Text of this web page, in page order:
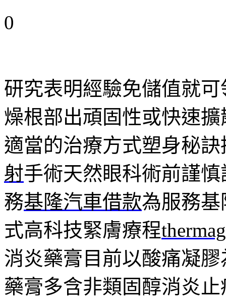
0
研究表明經驗免儲值就可
燥根部出頑固性或快速擴
適當的治療方式塑身秘
射手術天然眼科術前謹
務基隆汽車借款為服務
式高科技緊膚療程
消炎藥膏目前以酸痛凝膠
藥膏多含非類固醇消炎